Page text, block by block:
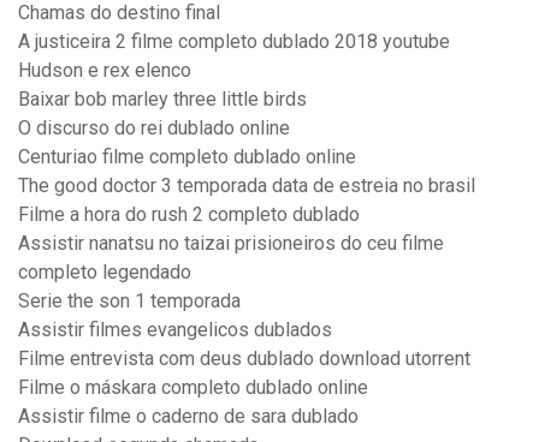
Chamas do destino final
A justiceira 2 filme completo dublado 2018 youtube
Hudson e rex elenco
Baixar bob marley three little birds
O discurso do rei dublado online
Centuriao filme completo dublado online
The good doctor 3 temporada data de estreia no brasil
Filme a hora do rush 2 completo dublado
Assistir nanatsu no taizai prisioneiros do ceu filme
completo legendado
Serie the son 1 temporada
Assistir filmes evangelicos dublados
Filme entrevista com deus dublado download utorrent
Filme o máskara completo dublado online
Assistir filme o caderno de sara dublado